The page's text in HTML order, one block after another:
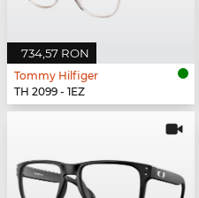
734,57 RON
Tommy Hilfiger
TH 2099 - 1EZ